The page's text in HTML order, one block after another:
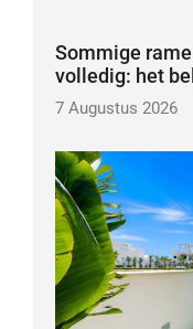
Sommige
volledig: het
7 Augustus 2026